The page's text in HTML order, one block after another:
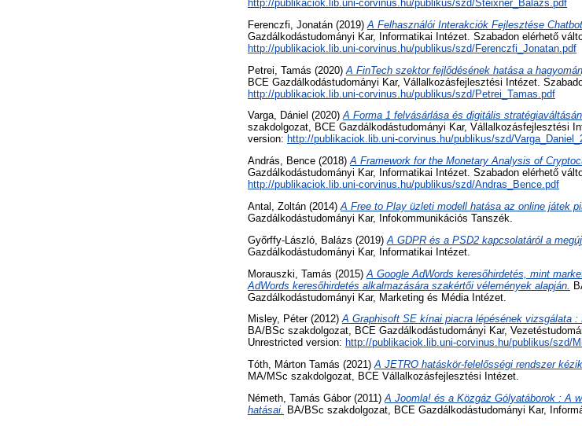
http://publikaciok.lib.uni-corvinus.hu/publikus/szd/Steixner_Balazs.pdf
Ferenczfi, Jonatán (2019) A Felhasználói Interakciók Fejlesztése
Gazdálkodástudományi Kar, Informatikai Intézet. Szabadon elérhető
http://publikaciok.lib.uni-corvinus.hu/publikus/szd/Ferenczfi_Jonatan.pdf
Petrei, Tamás (2020) A FinTech szektor fejlődésének hatása a
BCE Gazdálkodástudományi Kar, Vállalkozásfejlesztési Intézet.
http://publikaciok.lib.uni-corvinus.hu/publikus/szd/Petrei_Tamas.pdf
Varga, Dániel (2020)A Forma 1 felvásárlása és digitális
szakdolgozat, BCE Gazdálkodástudományi Kar, Vállalkozásfejlesztési
version: http://publikaciok.lib.uni-corvinus.hu/publikus/szd/
András, Bence (2018)A Framework for the Monetary Analysis of
Gazdálkodástudományi Kar, Informatikai Intézet. Szabadon elérhető
http://publikaciok.lib.uni-corvinus.hu/publikus/szd/Andras_Bence.pdf
Antal, Zoltán (2014)A Free to Play üzleti modell hatása az online játek
Gazdálkodástudományi Kar, Infokommunikációs Tanszék.
Győrffy-László, Balázs (2019) A GDPR és a PSD2 kapcsolatáról a
Gazdálkodástudományi Kar, Informatikai Intézet.
Morauszki, Tamás (2015) A Google AdWords keresőhirdetés, mint
AdWords keresőhirdetés alkalmazására szakértői vélemények alapján.
Gazdálkodástudományi Kar, Marketing és Média Intézet.
Misley, Péter(2012)A Graphisoft SE kínai piacra lépésének vizsgálata
BA/BSc szakdolgozat, BCE Gazdálkodástudományi Kar,
Unrestricted version: http://publikaciok.lib.uni-corvinus.hu/publikus/szd/
Tóth, Márton Tamás (2021)A JETRO hatáskör-felelősségi rendszer
MA/MSc szakdolgozat, BCE Vállalkozásfejlesztési Intézet.
Németh, Tamás Gábor(2011)A Joomla! és a Közgáz Gólyatáborok : A
hatásai. BA/BSc szakdolgozat, BCE Gazdálkodástudományi Kar,